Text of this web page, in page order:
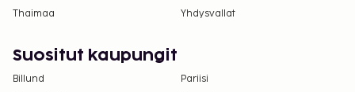
Thaimaa
Yhdysvallat
Suositut kaupungit
Billund
Pariisi